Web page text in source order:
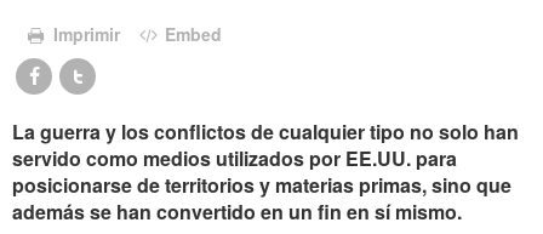
Imprimir Embed
La guerra y los conflictos de cualquier tipo no solo han
servido como medios utilizados por EE.UU. para
posicionarse de territorios y materias primas, sino que
además se han convertido en un fin en sí mismo.